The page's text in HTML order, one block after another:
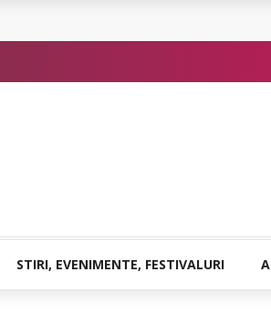
STIRI, EVENIMENTE, FESTIVALURI